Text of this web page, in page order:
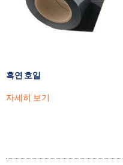
흑연 호일
자세히 보기